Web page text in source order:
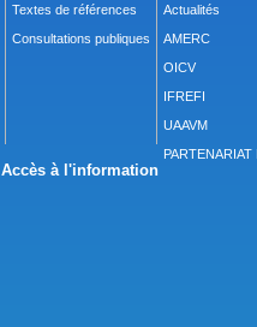
Textes de références
Consultations publiques
Actualités
AMERC
OICV
IFREFI
UAAVM
Accès à l'information